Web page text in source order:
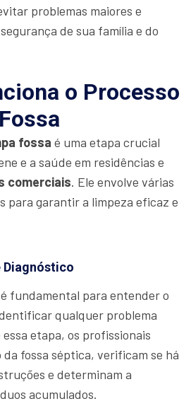
problemas maiores e
de sua família e do
o Processo
fossa é uma etapa crucial
e a saúde em residências e
comerciais. Ele envolve várias
para garantir a limpeza eficaz e
Diagnóstico
é fundamental para entender o
qualquer problema
etapa, os profissionais
da fossa séptica, verificam se há
e determinam a
acumulados.